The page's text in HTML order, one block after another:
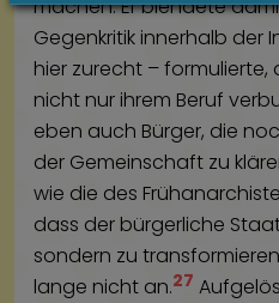
machen. Er blendete
Gegenkritik innerhalb der
hier zurecht –
nicht nur ihrem Beruf
eben auch Bürger, die
der Gemeinschaft zu
wie die des
dass der bürgerliche
sondern zu
lange nicht an.27